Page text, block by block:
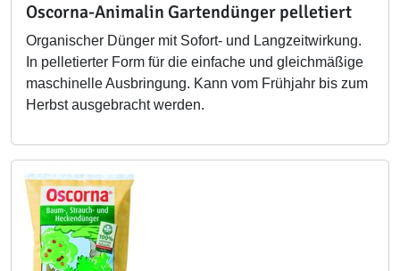
Oscorna-Animalin Gartendünger pelletiert
Organischer Dünger mit Sofort- und Langzeitwirkung.
In pelletierter Form für die einfache und gleichmäßige
maschinelle Ausbringung. Kann vom Frühjahr bis zum
Herbst ausgebracht werden.